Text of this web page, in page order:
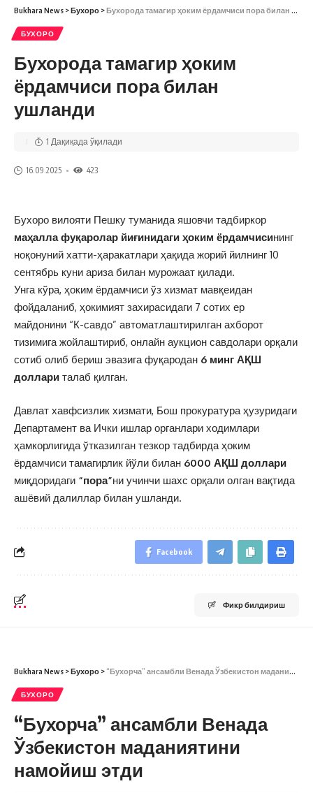
Bukhara News >Бухоро >Бухорода тамагир ҳоким ёрдамчиси пора билан ушланди
БУХОРО
Бухорода тамагир ҳоким
ёрдамчиси пора билан
ушланди
16.09.2025 423
1 Дақиқада ўқилади
Бухоро вилояти Пешку туманида яшовчи тадбиркор
маҳалла фуқаролар йиғинидаги ҳоким ёрдамчисининг
ноқонуний хатти-ҳаракатлари ҳақида жорий йилнинг 10
сентябрь куни ариза билан мурожаат қилади.
Унга кўра, ҳоким ёрдамчиси ўз хизмат мавқеидан
фойдаланиб, ҳокимият захирасидаги 7 сотих ер
майдонини “К-савдо” автоматлаштирилган ахборот
тизимига жойлаштириб, онлайн аукцион савдолари орқали
сотиб олиб бериш эвазига фуқародан 6 минг АҚШ
доллари талаб қилган.
Давлат хавфсизлик хизмати, Бош прокуратура ҳузуридаги
Департамент ва Ички ишлар органлари ходимлари
ҳамкорлигида ўтказилган тезкор тадбирда ҳоким
ёрдамчиси тамагирлик йўли билан 6000 АҚШ доллари
миқдоридаги “пора”ни учинчи шахс орқали олган вақтида
ашёвий далиллар билан ушланди.
Facebook
Фикр билдириш
Bukhara News >Бухоро > “Бухорча” ансамбли Венада Ўзбекистон маданиятини намойиш этди
БУХОРО
“Бухорча” ансамбли Венада
Ўзбекистон маданиятини
намойиш этди